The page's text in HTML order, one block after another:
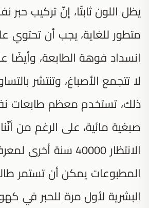
يظل اللون ثابتًا، إنّ تركيب حبر
متطور للغاية، يجب أن
انسداد فوهة الطابعة،
لا تتجمع الأصباغ، وتنتشر
ذلك، تستخدم معظم طابعات
صبغية مائية، على الرغم من
الانتظار 40000 سنة
المطبوعات يمكن أن تستمر
البشرية لأول مرة للحبر في